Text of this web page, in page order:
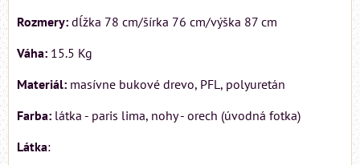
Rozmery: dĺžka 78 cm/šírka 76 cm/výška 87 cm
Váha: 15.5 Kg
Materiál: masívne bukové drevo, PFL, polyuretán
Farba: látka - paris lima, nohy - orech (úvodná fotka)
Látka: